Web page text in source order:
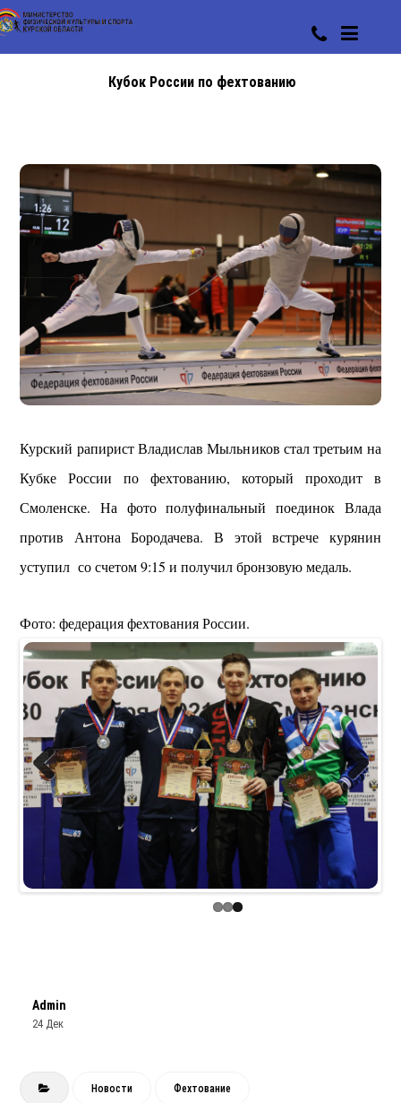
Кубок России по фехтованию
Курский рапирист Владислав Мыльников стал третьим на
Кубке России по фехтованию, который проходит в
Смоленске. На фото полуфинальный поединок Влада
против Антона Бородачева. В этой встрече курянин
уступил со счетом 9:15 и получил бронзовую медаль.
Фото: федерация фехтования России.
Previous Next
Admin
24 Дек
Новости Фехтование